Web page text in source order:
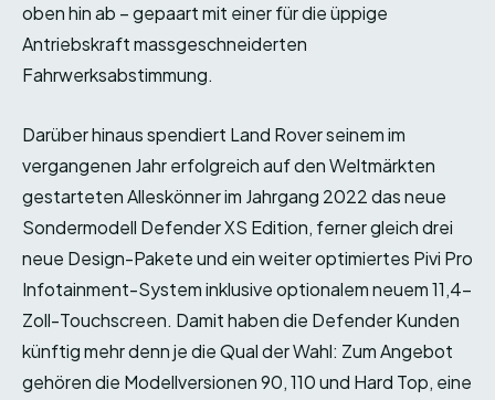
oben hin ab – gepaart mit einer für die üppige
Antriebskraft massgeschneiderten
Fahrwerksabstimmung.
Darüber hinaus spendiert Land Rover seinem im
vergangenen Jahr erfolgreich auf den Weltmärkten
gestarteten Alleskönner im Jahrgang 2022 das neue
Sondermodell Defender XS Edition, ferner gleich drei
neue Design-Pakete und ein weiter optimiertes Pivi Pro
Infotainment-System inklusive optionalem neuem 11,4-
Zoll-Touchscreen. Damit haben die Defender Kunden
künftig mehr denn je die Qual der Wahl: Zum Angebot
gehören die Modellversionen 90, 110 und Hard Top, eine